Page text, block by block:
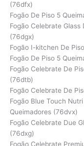
(76dfx)
Fogão De Piso 5
Fogão Celebrate Glass
(76dgx)
Fogão I-kitchen De
Fogão De Piso 5
Fogão Celebrate De
(76dtb)
Fogão Celebrate De
Fogão Blue Touch
Queimadores (76dvx)
Fogão Celebrate Due
(76dxg)
Fogão Celebrate